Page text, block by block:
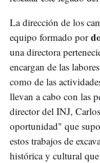
La dirección de los
equipo formado por
una directora
encargan de las
como de las
llevan a cabo con las
director del INJ,
oportunidad" que
estos trabajos de
histórica y cultural